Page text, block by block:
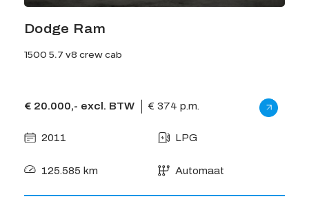
Dodge Ram
1500 5.7 v8 crew cab
€ 20.000,- excl. BTW € 374 p.m.
2011 LPG
125.585 km Automaat